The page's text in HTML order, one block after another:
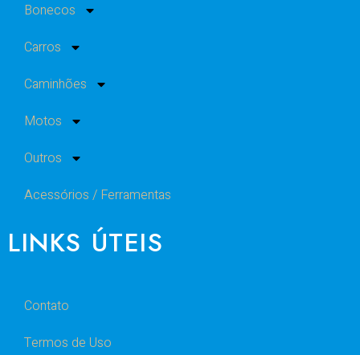
Bonecos
Carros
Caminhões
Motos
Outros
Acessórios / Ferramentas
LINKS ÚTEIS
Contato
Termos de Uso